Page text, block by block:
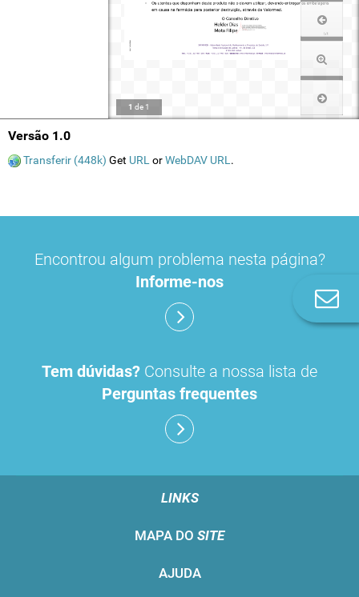
1 de 1
Versão 1.0
Transferir (448k) Get URL orWebDAV URL .
Encontrou algum problema nesta página?
Informe-nos
Tem dúvidas? Consulte a nossa lista de
Perguntas frequentes
LINKS
MAPA DO SITE
AJUDA